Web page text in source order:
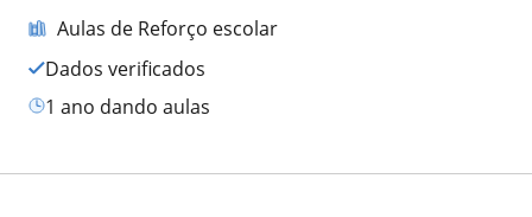
Aulas de Reforço escolar
Dados verificados
1 ano dando aulas